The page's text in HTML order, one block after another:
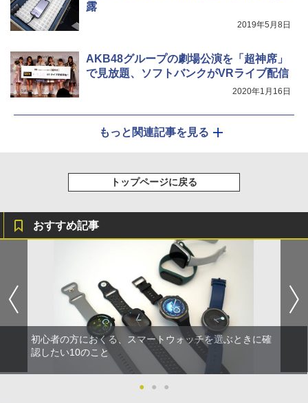
露
2019年5月8日
AKB48グループの劇場公演を「超神席」
で見放題、ソフトバンクがVRライブ配信
2020年1月16日
もっと関連記事を見る
トップページに戻る
おすすめ記事
初心者の方におくる、スマートウォッチを選ぶときに確
認したい10のこと
● ● ●